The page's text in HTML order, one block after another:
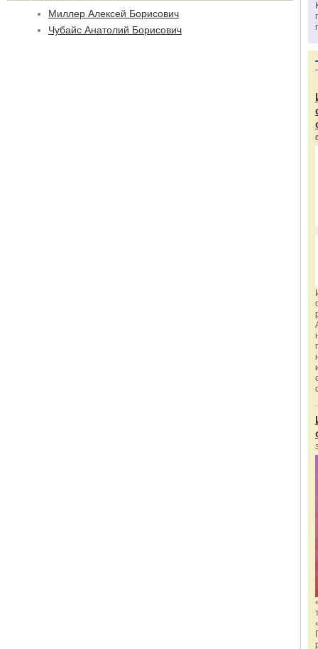
Миллер Алексей Борисович
Чубайс Анатолий Борисович